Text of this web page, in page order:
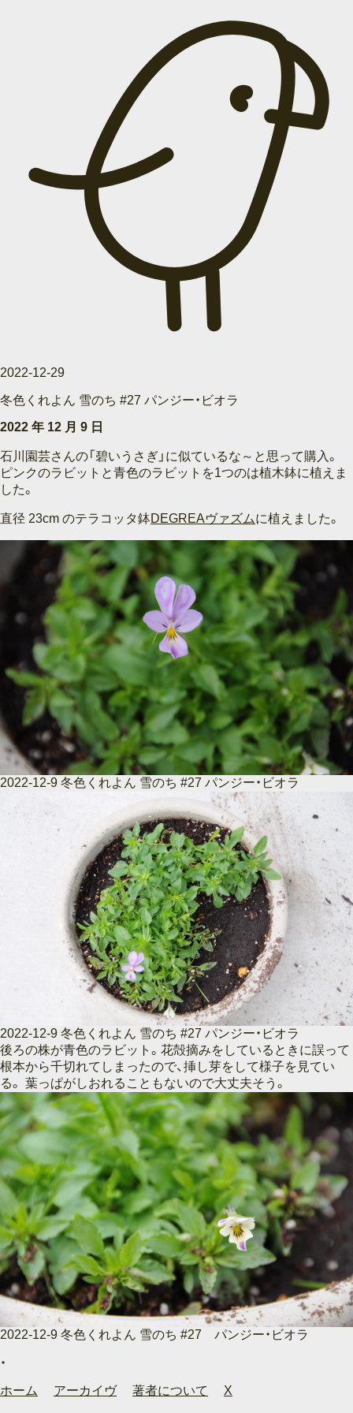
2022-12-29
冬色くれよん 雪のち #27 パンジー・ビオラ
2022 年 12 月 9 日
石川園芸さんの「碧いうさぎ」に似ているな～と思って購入。
ピンクのラビットと青色のラビットを1つのは植木鉢に植えま
した。
直径 23cm のテラコッタ鉢DEGREAヴァズムに植えました。
2022-12-9 冬色くれよん 雪のち #27 パンジー・ビオラ
2022-12-9 冬色くれよん 雪のち #27 パンジー・ビオラ
後ろの株が青色のラビット。花殻摘みをしているときに誤って
根本から千切れてしまったので、挿し芽をして様子を見てい
る。 葉っぱがしおれることもないので大丈夫そう。
2022-12-9 冬色くれよん 雪のち #27 パンジー・ビオラ
ホーム アーカイヴ 著者について X